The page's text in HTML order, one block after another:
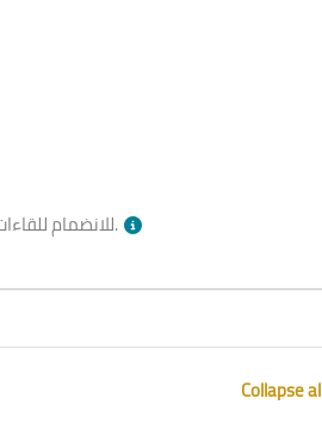
للانضمامبالأسفل وقت الجلسة.
Collapse